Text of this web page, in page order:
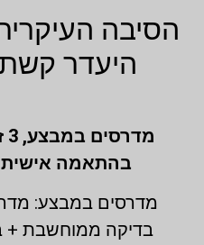
הסיבה
היעדר
מדרסים במבצע,
בהתאמה אישית (1 + 1 + 1
מדרסים במבצע:
בדיקה ממוחשבת +